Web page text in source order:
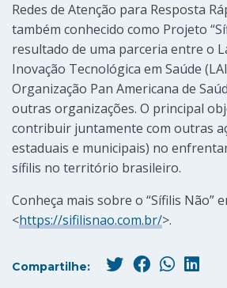
Redes de Atenção para Resposta
também conhecido como Projeto
resultado de uma parceria entre o
Inovação Tecnológica em Saúde
Organização Pan Americana de
outras organizações. O principal
contribuir juntamente com outras
estaduais e municipais) no
sífilis no território brasileiro.
Conheça mais sobre o “Sífilis Não”
<https://sifilisnao.com.br/>.
Compartilhe: